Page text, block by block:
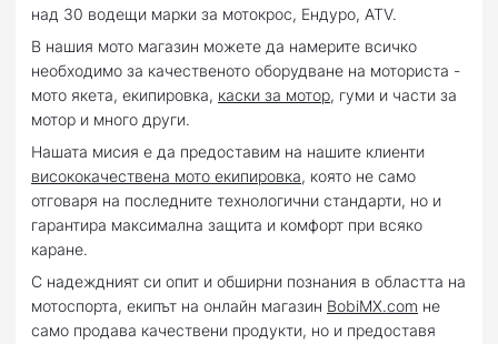
над 30 водещи марки за мотокрос, Eндуро, ATV.
В нашия мото магазин можете да намерите всичко
необходимо за качественото оборудване на моториста -
мото якета, екипировка, каски за мотор, гуми и части за
мотор и много други.
Нашата мисия е да предоставим на нашите клиенти
висококачествена мото екипировка, която не само
отговаря на последните технологични стандарти, но и
гарантира максимална защита и комфорт при всяко
каране.
С надеждният си опит и обширни познания в областта на
мотоспорта, екипът на онлайн магазин BobiMX.com не
само продава качествени продукти, но и предоставя